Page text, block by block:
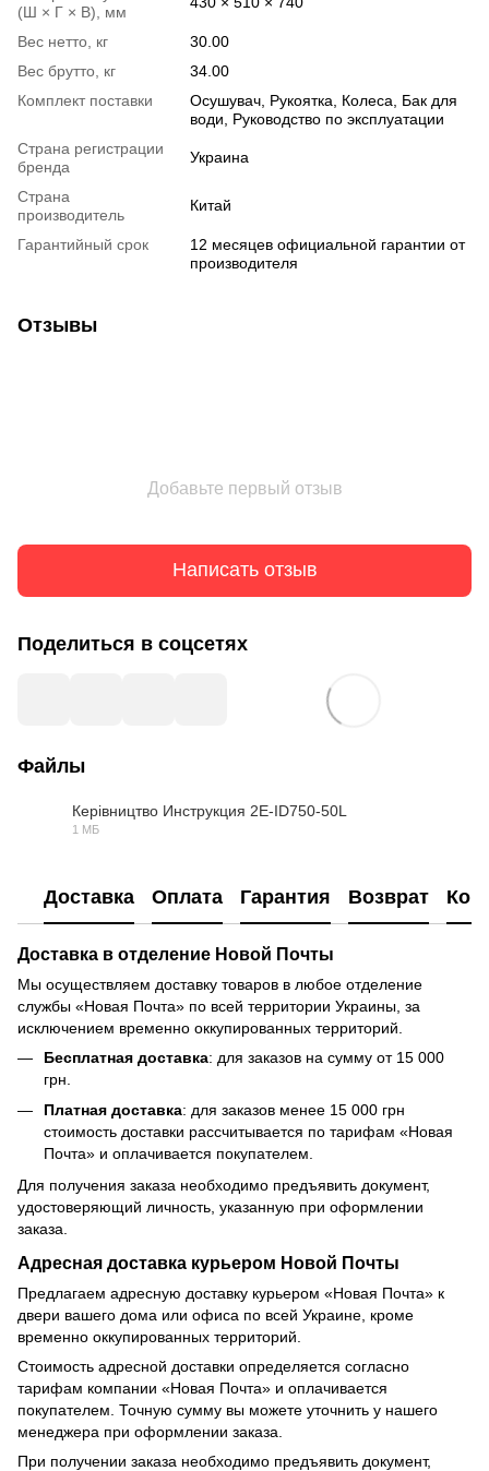
(Ш × Г × В), мм
Вес нетто, кг
30.00
Вес брутто, кг
34.00
Комплект поставки
Осушувач, Рукоятка, Колеса, Бак для
води, Руководство по эксплуатации
Страна регистрации
бренда
Украина
Страна
производитель
Китай
Гарантийный срок
12 месяцев официальной гарантии от
производителя
Отзывы
Добавьте первый отзыв
Написать отзыв
Поделиться в соцсетях
Файлы
Керівництво Инструкция 2E-ID750-50L
1 МБ
Доставка Оплата Гарантия Возврат
Доставка в отделение Новой Почты
Мы осуществляем доставку товаров в любое отделение
службы «Новая Почта» по всей территории Украины, за
исключением временно оккупированных территорий.
Бесплатная доставка: для заказов на сумму от 15 000
грн.
Платная доставка: для заказов менее 15 000 грн
стоимость доставки рассчитывается по тарифам «Новая
Почта» и оплачивается покупателем.
Для получения заказа необходимо предъявить документ,
удостоверяющий личность, указанную при оформлении
заказа.
Адресная доставка курьером Новой Почты
Предлагаем адресную доставку курьером «Новая Почта» к
двери вашего дома или офиса по всей Украине, кроме
временно оккупированных территорий.
Стоимость адресной доставки определяется согласно
тарифам компании «Новая Почта» и оплачивается
покупателем. Точную сумму вы можете уточнить у нашего
менеджера при оформлении заказа.
При получении заказа необходимо предъявить документ,